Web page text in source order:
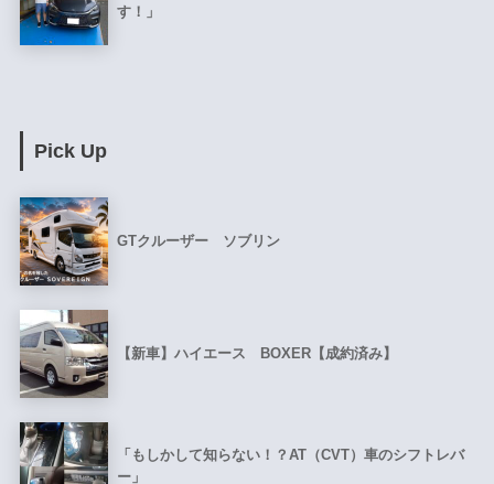
す！」
Pick Up
GTクルーザー ソブリン
【新車】ハイエース BOXER【成約済み】
「もしかして知らない！？AT（CVT）車のシフトレバ
ー」